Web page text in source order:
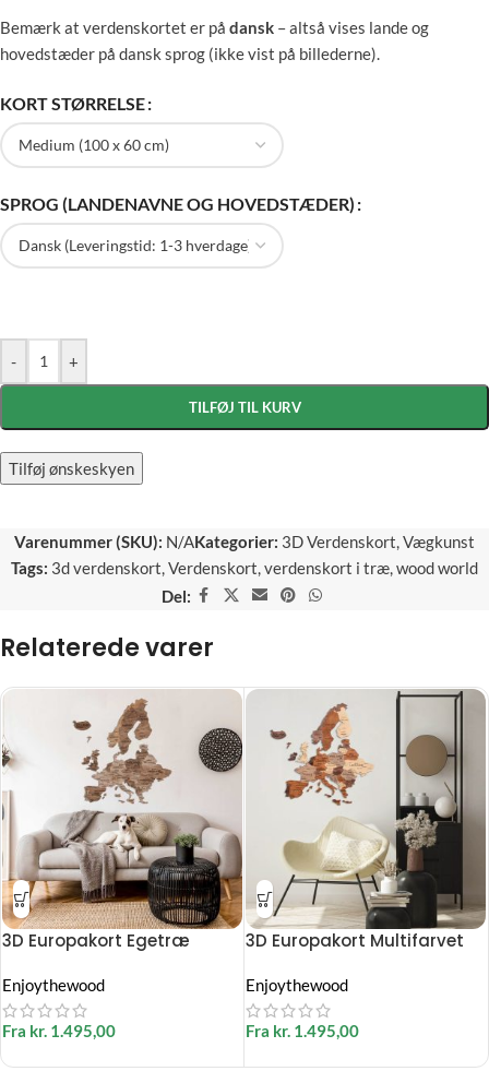
Bemærk at verdenskortet er på dansk – altså vises lande og
hovedstæder på dansk sprog (ikke vist på billederne).
KORT STØRRELSE
SPROG (LANDENAVNE OG HOVEDSTÆDER)
- +
TILFØJ TIL KURV
Tilføj ønskeskyen
Varenummer (SKU): N/AKategorier: 3D Verdenskort,Vægkunst
Tags: 3d verdenskort,Verdenskort,verdenskort i træ,wood world
Del:
Relaterede varer
3D Europakort Egetræ
Enjoythewood
Fra kr. 1.495,00
3D Europakort Multifarvet
Enjoythewood
Fra kr. 1.495,00